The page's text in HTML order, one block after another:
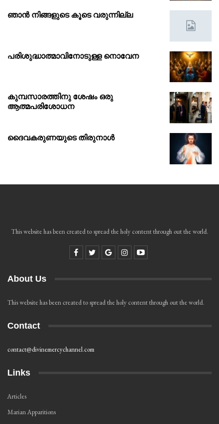
ഞാൻ നിങ്ങളുടെ കൂടെ വരുന്നില്ല
പരിശുദ്ധാത്മാവിനോടുള്ള നൊവേന
കുമ്പസാരത്തിനു ശേഷം ഒരു
ആത്മപരിശോധന
ദൈവകരുണയുടെ തിരുനാൾ
This website has been created to spread the holy content through out the world.
About Us
This website has been created to spread the holy content through out the world.
Contact
contact@divinemercychannel.com
Links
Articles
Marian Apparitions